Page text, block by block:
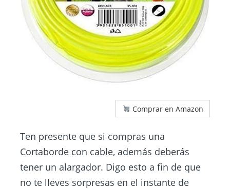
Comprar en Amazon
Ten presente que si compras una
Cortaborde con cable, además deberás
tener un alargador. Digo esto a fin de que
no te lleves sorpresas en el instante de